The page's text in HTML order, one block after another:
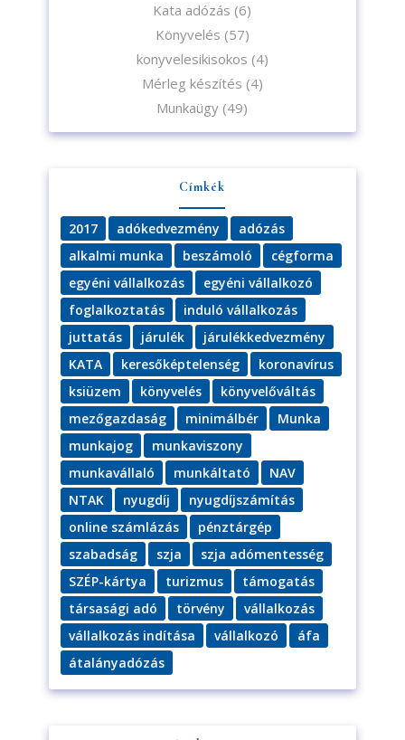
Kata adózás (6)
Könyvelés (57)
konyvelesikisokos (4)
Mérleg készítés (4)
Munkaügy (49)
Címkék
2017 adókedvezmény
adózás
alkalmi munka
beszámoló
cégforma
egyéni vállalkozás
egyéni vállalkozó
foglalkoztatás
induló vállalkozás
juttatás
járulék
járulékkedvezmény
KATA
keresőképtelenség
koronavírus
ksiüzem
könyvelés
könyvelőváltás
mezőgazdaság
minimálbér
Munka
munkajog
munkaviszony
munkavállaló
munkáltató
NAV
NTAK
nyugdíj
nyugdíjszámítás
online számlázás
pénztárgép
szabadság
szja
szja adómentesség
SZÉP-kártya
turizmus
támogatás
társasági adó
törvény
vállalkozás
vállalkozás indítása
vállalkozó
áfa
átalányadózás